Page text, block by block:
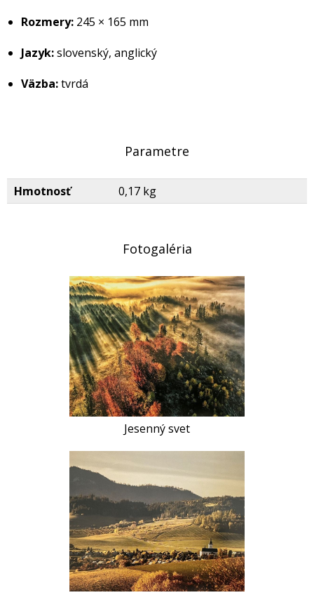
Rozmery: 245 × 165 mm
Jazyk:slovenský, anglický
Väzba:tvrdá
Parametre
Hmotnosť 0,17 kg
Fotogaléria
Jesenný svet